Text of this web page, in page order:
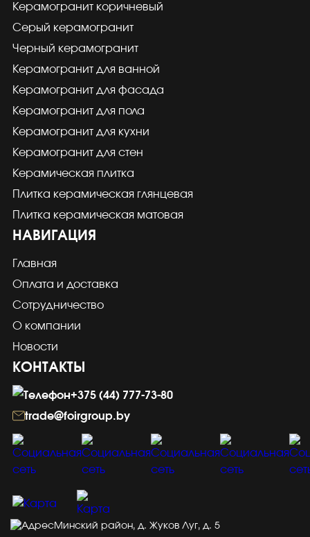
Керамогранит коричневый
Серый керамогранит
Черный керамогранит
Керамогранит для ванной
Керамогранит для фасада
Керамогранит для пола
Керамогранит для кухни
Керамогранит для стен
Керамическая плитка
Плитка керамическая глянцевая
Плитка керамическая матовая
НАВИГАЦИЯ
Главная
Оплата и доставка
Сотрудничество
О компании
Новости
КОНТАКТЫ
+375 (44) 777-73-80
trade@foirgroup.by
Минский район, д. Жуков Луг, д. 5